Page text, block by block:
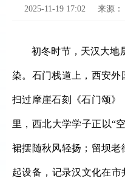
2025-11-19 17:02 来源：
初冬时节，天汉大地
染。石门栈道上，西安
扫过摩崖石刻《石门颂
里，西北大学学子正以“
裙摆随秋风轻扬；留坝老
起设备，记录汉文化在